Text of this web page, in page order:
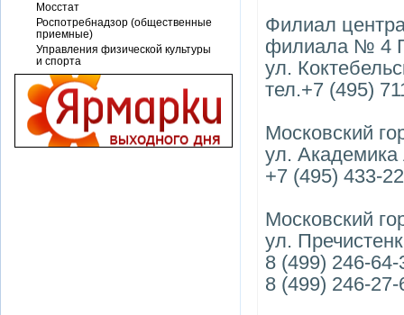
Филиал
филиала № 4
ул.
тел.+7 (495)
Московский
ул. Академика
+7 (495) 433-
Московский
ул.
8 (499) 246-
8 (499) 246-27-
Мосстат
Роспотребнадзор (общественные
приемные)
Управления физической культуры
и спорта